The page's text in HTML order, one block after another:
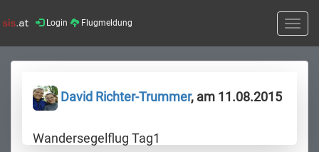
Login Flugmeldung
Toggle
David Richter-Trummer, am 11.08.2015
Wandersegelflug Tag1